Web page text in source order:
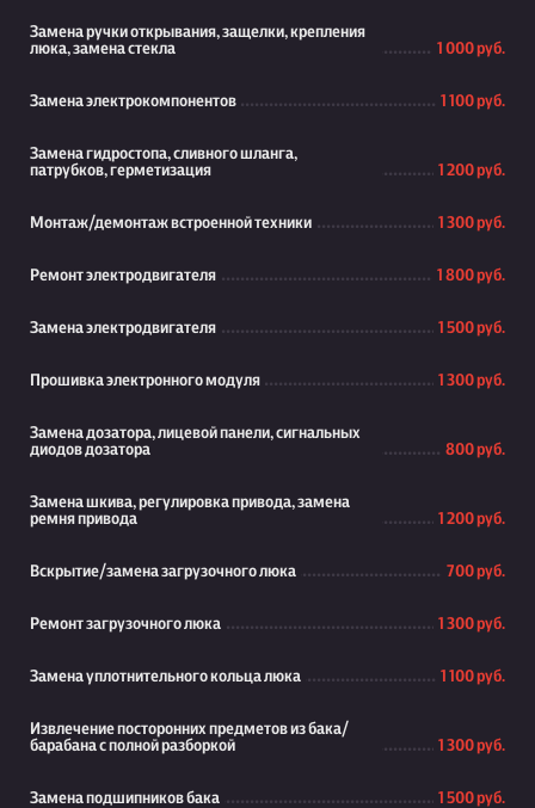
Замена ручки открывания, защелки, крепления
люка, замена стекла
1 000 руб.
Замена электрокомпонентов 1 100 руб.
Замена гидростопа, сливного шланга,
патрубков, герметизация
1 200 руб.
Монтаж/демонтаж встроенной техники 1 300 руб.
Ремонт электродвигателя 1 800 руб.
Замена электродвигателя 1 500 руб.
Прошивка электронного модуля 1 300 руб.
Замена дозатора, лицевой панели, сигнальных
диодов дозатора
800 руб.
Замена шкива, регулировка привода, замена
ремня привода
1 200 руб.
Вскрытие/замена загрузочного люка 700 руб.
Ремонт загрузочного люка 1 300 руб.
Замена уплотнительного кольца люка 1 100 руб.
Извлечение посторонних предметов из бака/
барабана с полной разборкой
1 300 руб.
Замена подшипников бака 1 500 руб.